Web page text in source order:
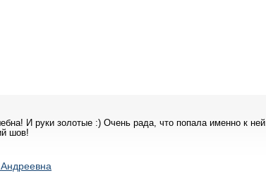
И руки золотые :) Очень рада, что попала именно к ней.
шов!